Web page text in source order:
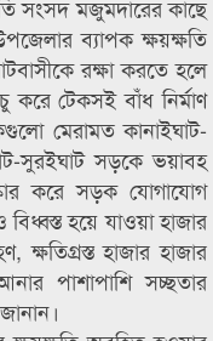
সংসদ মজুমদারের কাছে
ব্যাপক ক্ষয়ক্ষতি
রক্ষা করতে হলে
টেকসই বাঁধ নির্মাণ
মেরামত কানাইঘাট-
সুরইঘাট সড়কে ভয়াবহ
করে সড়ক যোগাযোগ
হয়ে যাওয়া হাজার
ক্ষতিগ্রস্ত হাজার হাজার
পাশাপাশি সচ্ছতার